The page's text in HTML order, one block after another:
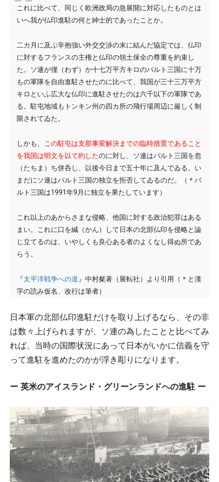
これに比べて、同じく欧洲政局の急展開に対応したものとは
いへ我が仏印進駐の何と紳士的であったことか。
二カ月に及ぶ辛抱強い外交交渉の末に結んだ協定では、仏印
に対するフランスの主権と仏印の領土保全の尊重を約束し
た。ソ連が僅（わず）か十七万平方キロのバルト三国に十万
もの軍隊を自由進駐させたのに比べて、我国が三十三万平方
キロといふ広大な仏印に進駐させたのは六千以下の軍隊であ
る。駐屯地域もトンキン州の四カ所の飛行場周辺に厳しく制
限されてゐた。
しかも、
この駐屯は支那事変解決までの臨時措置であること
を我国は明文を以て約したのに対し、ソ連はバルト三国を忽
（たちま）ち併呑し、以後今日まで五十年に及んでゐる。い
まだにソ連はバルト三国の独立を拒否してゐるのだ。（＊バ
ルト三国は1991年9月に独立を果たしています）
これ以上のあからさまな侵略、他国に対する政治犯罪はある
まい。これに口を緘（かん）して日本の北部仏印を侵略と論
じ立てるのは、いやしくも良心ある者のよくなし得ぬ所であ
らう。
『太平洋戦争への道 』中村粲著（展転社）より引用（＊と漢
字の読み仮名、改行は筆者）
日本軍の北部仏印進駐だけを取り上げるなら、その非
は数々上げられますが、ソ連の為したことと比べてみ
れば、当時の国際状況にあって日本がいかに信義を守
って進駐を進めたのかが浮き彫りになります。
ー 英米のアイスランド・グリーンランドへの進駐 ー